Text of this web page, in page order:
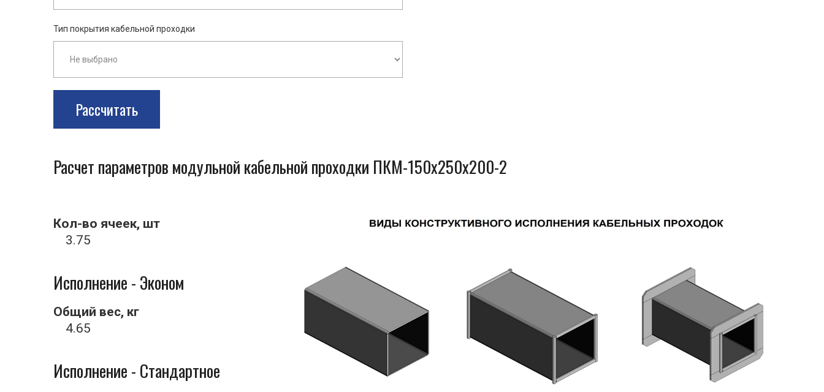
Тип покрытия кабельной проходки
Рассчитать
Расчет параметров модульной кабельной проходки ПКМ-150x250x200-2
Кол-во ячеек, шт
3.75
Исполнение - Эконом
Общий вес, кг
4.65
Исполнение - Стандартное